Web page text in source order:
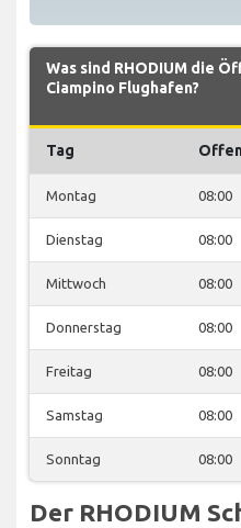
Was sind RHODIUM die
Ciampino Flughafen?
Tag Offen
Montag 08:00
Dienstag 08:00
Mittwoch 08:00
Donnerstag 08:00
Freitag 08:00
Samstag 08:00
Sonntag 08:00
Der RHODIUM